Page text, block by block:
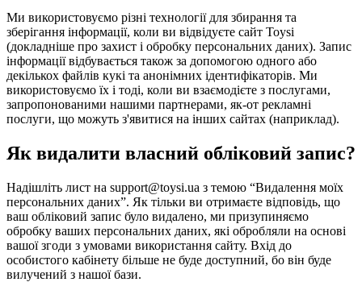
Ми використовуємо різні технології для збирання та
зберігання інформації, коли ви відвідуєте сайт Toysi
(докладніше про захист і обробку персональних даних). Запис
інформації відбувається також за допомогою одного або
декількох файлів кукі та анонімних ідентифікаторів. Ми
використовуємо їх і тоді, коли ви взаємодієте з послугами,
запропонованими нашими партнерами, як-от рекламні
послуги, що можуть з'явитися на інших сайтах (наприклад).
Як видалити власний обліковий запис?
Надішліть лист на support@toysi.ua з темою “Видалення моїх
персональних даних”. Як тільки ви отримаєте відповідь, що
ваш обліковий запис було видалено, ми призупиняємо
обробку ваших персональних даних, які обробляли на основі
вашої згоди з умовами використання сайту. Вхід до
особистого кабінету більше не буде доступний, бо він буде
вилучений з нашої бази.